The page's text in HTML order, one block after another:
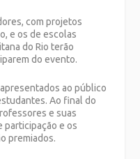
com projetos
e os de escolas
do Rio terão
do evento.
ao público
Ao final do
e suas
participação e os
premiados.